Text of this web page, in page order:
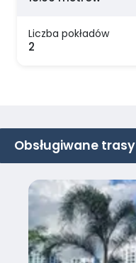
Liczba pokładów
2
Obsługiwane trasy